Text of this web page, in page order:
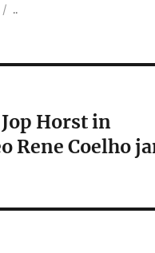
Categorieën
..
Horst in
Rene Coelho